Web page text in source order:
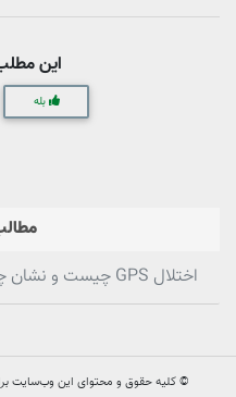
این
بله
اختلال GPS چیست و نشان چه راهکاری برای آن دارد؟
© کلیه حقوق و محتوای این وب‌سایت